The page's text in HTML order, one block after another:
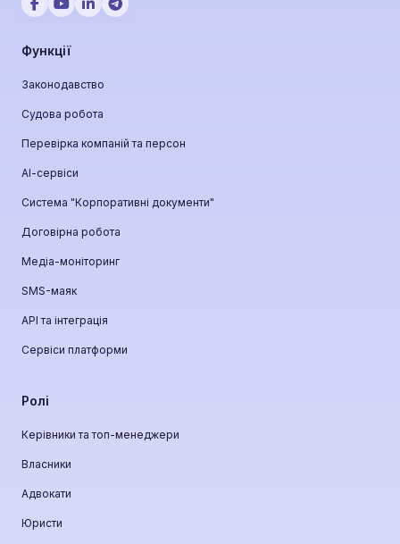
Функції
Законодавство
Судова робота
Перевірка компаній та персон
АІ-сервіси
Система "Корпоративні документи"
Договірна робота
Медіа-моніторинг
SMS-маяк
API та інтеграція
Сервіси платформи
Ролі
Керівники та топ-менеджери
Власники
Адвокати
Юристи